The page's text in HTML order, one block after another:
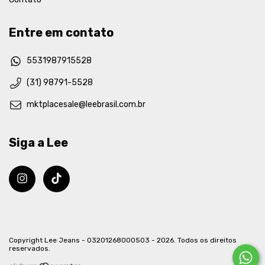
Entre em contato
5531987915528
(31) 98791-5528
mktplacesale@leebrasil.com.br
Siga a Lee
Copyright Lee Jeans - 03201268000503 - 2026. Todos os direitos
reservados.